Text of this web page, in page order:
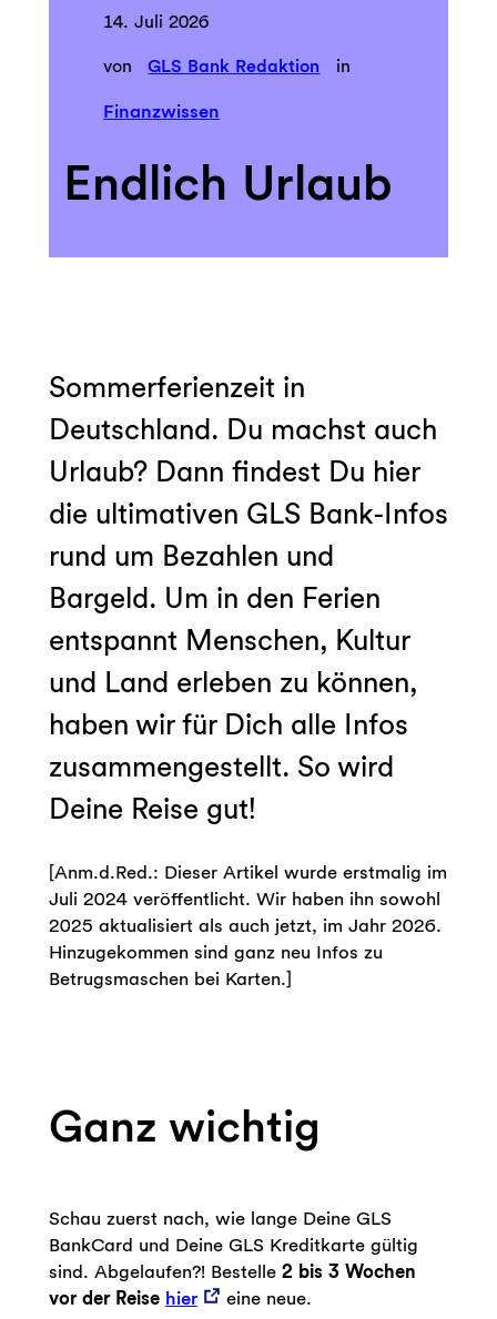
14. Juli 2026
von GLS Bank Redaktion in
Finanzwissen
Endlich Urlaub
Sommerferienzeit in
Deutschland. Du machst auch
Urlaub? Dann findest Du hier
die ultimativen GLS Bank-Infos
rund um Bezahlen und
Bargeld. Um in den Ferien
entspannt Menschen, Kultur
und Land erleben zu können,
haben wir für Dich alle Infos
zusammengestellt. So wird
Deine Reise gut!
[Anm.d.Red.: Dieser Artikel wurde erstmalig im
Juli 2024 veröffentlicht. Wir haben ihn sowohl
2025 aktualisiert als auch jetzt, im Jahr 2026.
Hinzugekommen sind ganz neu Infos zu
Betrugsmaschen bei Karten.]
Ganz wichtig
Schau zuerst nach, wie lange Deine GLS
BankCard und Deine GLS Kreditkarte gültig
sind. Abgelaufen?! Bestelle 2 bis 3 Wochen
vor der Reise hier eine neue.